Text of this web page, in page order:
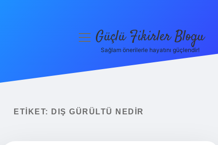
Yasal Uyarı
menüyüGüçlü Fikirler Blogu
Sağlam önerilerle hayatını güçlendir!
ETIKET: DIŞ GÜRÜLTÜ NEDIR